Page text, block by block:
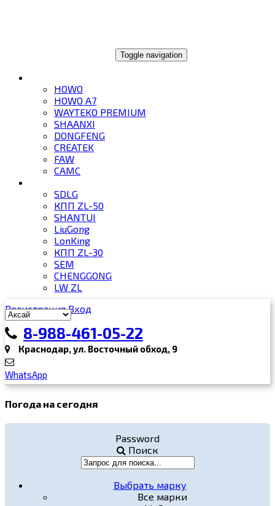
Toggle navigation
HOWO
HOWO A7
WAYTEKO PREMIUM
SHAANXI
DONGFENG
CREATEK
FAW
CAMC
SDLG
КПП ZL-50
SHANTUI
LiuGong
LonKing
КПП ZL-30
SEM
CHENGGONG
LW ZL
Регистрация Вход
8-988-461-05-22
Краснодар, ул. Восточный обход, 9
WhatsApp
Погода на сегодня
Password
Поиск
Выбрать марку
Все марки